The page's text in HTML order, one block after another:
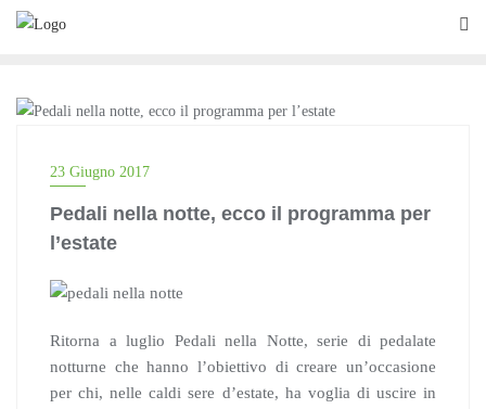
Skip
23 Giugno 2017
Pedali nella notte, ecco il programma per
l’estate
Ritorna a luglio Pedali nella Notte, serie di pedalate
notturne che hanno l’obiettivo di creare un’occasione
per chi, nelle caldi sere d’estate, ha voglia di uscire in